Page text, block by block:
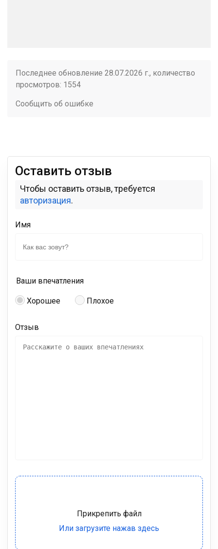
Последнее обновление 28.07.2026 г., количество
просмотров: 1554
Сообщить об ошибке
Оставить отзыв
Чтобы оставить отзыв, требуется
авторизация.
Имя
Ваши впечатления
Хорошее Плохое
Отзыв